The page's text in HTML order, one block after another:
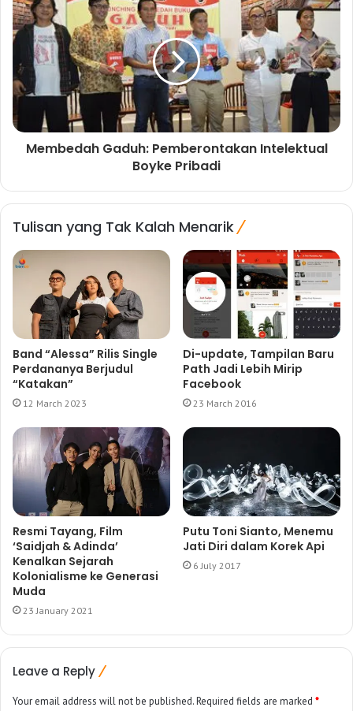
Membedah Gaduh: Pemberontakan Intelektual
Boyke Pribadi
Tulisan yang Tak Kalah Menarik
Band “Alessa” Rilis Single
Perdananya Berjudul
“Katakan”
12 March 2023
Di-update, Tampilan Baru
Path Jadi Lebih Mirip
Facebook
23 March 2016
Resmi Tayang, Film
‘Saidjah & Adinda’
Kenalkan Sejarah
Kolonialisme ke Generasi
Muda
23 January 2021
Putu Toni Sianto, Menemu
Jati Diri dalam Korek Api
6 July 2017
Leave a Reply
Your email address will not be published.Required fields are marked *